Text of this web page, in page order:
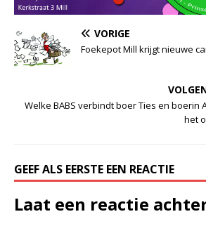
VORIGE
Foekepot Mill krijgt nieuwe
Welke BABS verbindt boer Ties en boerin
het
GEEF ALS EERSTE EEN REACTIE
Laat een reactie